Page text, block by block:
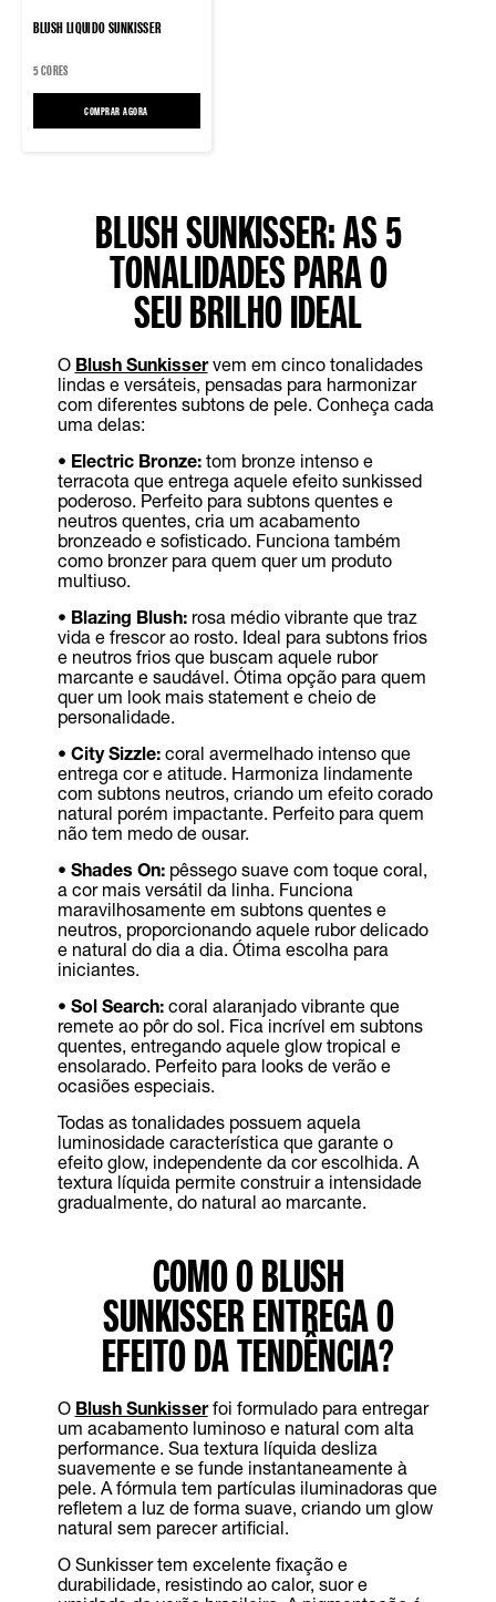
BLUSH LIQUIDO SUNKISSER
5 CORES
COMPRAR AGORA
BLUSH SUNKISSER: AS 5
TONALIDADES PARA O
SEU BRILHO IDEAL
O Blush Sunkisservem em cinco tonalidades
lindas e versáteis, pensadas para harmonizar
com diferentes subtons de pele. Conheça cada
uma delas:
• Electric Bronze:tom bronze intenso e
terracota que entrega aquele efeito sunkissed
poderoso. Perfeito para subtons quentes e
neutros quentes, cria um acabamento
bronzeado e sofisticado. Funciona também
como bronzer para quem quer um produto
multiuso.
• Blazing Blush:rosa médio vibrante que traz
vida e frescor ao rosto. Ideal para subtons frios
e neutros frios que buscam aquele rubor
marcante e saudável. Ótima opção para quem
quer um look mais statement e cheio de
personalidade.
• City Sizzle:coral avermelhado intenso que
entrega cor e atitude. Harmoniza lindamente
com subtons neutros, criando um efeito corado
natural porém impactante. Perfeito para quem
não tem medo de ousar.
• Shades On:pêssego suave com toque coral,
a cor mais versátil da linha. Funciona
maravilhosamente em subtons quentes e
neutros, proporcionando aquele rubor delicado
e natural do dia a dia. Ótima escolha para
iniciantes.
• Sol Search:coral alaranjado vibrante que
remete ao pôr do sol. Fica incrível em subtons
quentes, entregando aquele glow tropical e
ensolarado. Perfeito para looks de verão e
ocasiões especiais.
Todas as tonalidades possuem aquela
luminosidade característica que garante o
efeito glow, independente da cor escolhida. A
textura líquida permite construir a intensidade
gradualmente, do natural ao marcante.
COMO O BLUSH
SUNKISSER ENTREGA O
EFEITO DA TENDÊNCIA?
O Blush Sunkisserfoi formulado para entregar
um acabamento luminoso e natural com alta
performance. Sua textura líquida desliza
suavemente e se funde instantaneamente à
pele. A fórmula tem partículas iluminadoras que
refletem a luz de forma suave, criando um glow
natural sem parecer artificial.
O Sunkisser tem excelente fixação e
durabilidade, resistindo ao calor, suor e